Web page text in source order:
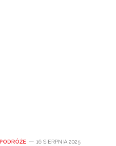
PODRÓŻE 16 SIERPNIA 2025